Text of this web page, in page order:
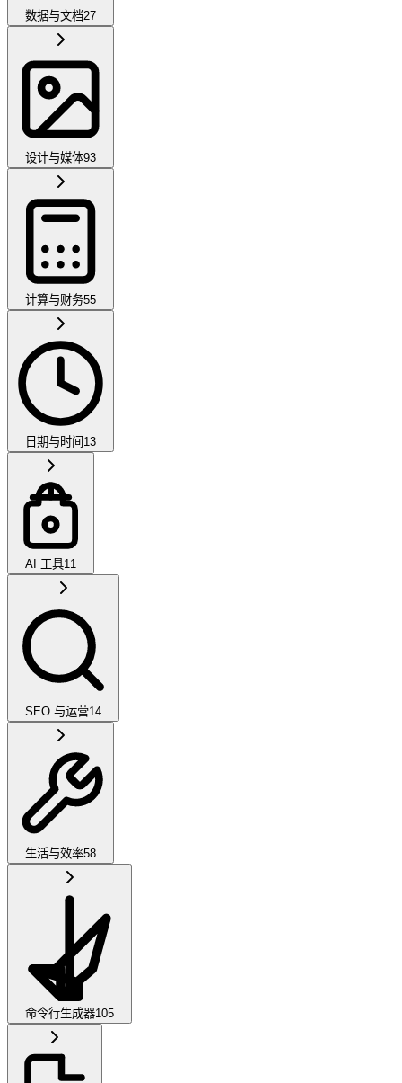
数据与文档27
设计与媒体93
计算与财务55
日期与时间 13
AI 工具11
SEO 与运营14
生活与效率58
命令行生成器105